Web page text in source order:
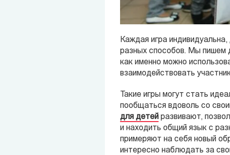
Каждая игра
разных способов. Мы пишем
как именно можно
взаимодействовать
Такие игры могут стать
пообщаться вдоволь со
для детей развивают,
и находить общий язык с
примеряют на себя новый
интересно наблюдать за